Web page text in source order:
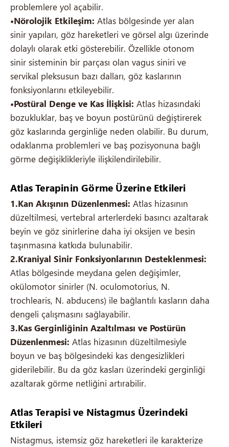
problemlere yol açabilir.
•Nörolojik Etkileşim: Atlas bölgesinde yer alan
sinir yapıları, göz hareketleri ve görsel algı üzerinde
dolaylı olarak etki gösterebilir. Özellikle otonom
sinir sisteminin bir parçası olan vagus siniri ve
servikal pleksusun bazı dalları, göz kaslarının
fonksiyonlarını etkileyebilir.
•Postüral Denge ve Kas İlişkisi: Atlas hizasındaki
bozukluklar, baş ve boyun postürünü değiştirerek
göz kaslarında gerginliğe neden olabilir. Bu durum,
odaklanma problemleri ve baş pozisyonuna bağlı
görme değişiklikleriyle ilişkilendirilebilir.
Atlas Terapinin Görme Üzerine Etkileri
1.Kan Akışının Düzenlenmesi: Atlas hizasının
düzeltilmesi, vertebral arterlerdeki basıncı azaltarak
beyin ve göz sinirlerine daha iyi oksijen ve besin
taşınmasına katkıda bulunabilir.
2.Kraniyal Sinir Fonksiyonlarının Desteklenmesi:
Atlas bölgesinde meydana gelen değişimler,
okülomotor sinirler (N. oculomotorius, N.
trochlearis, N. abducens) ile bağlantılı kasların daha
dengeli çalışmasını sağlayabilir.
3.Kas Gerginliğinin Azaltılması ve Postürün
Düzenlenmesi: Atlas hizasının düzeltilmesiyle
boyun ve baş bölgesindeki kas dengesizlikleri
giderilebilir. Bu da göz kasları üzerindeki gerginliği
azaltarak görme netliğini artırabilir.
Atlas Terapisi ve Nistagmus Üzerindeki
Etkileri
Nistagmus, istemsiz göz hareketleri ile karakterize